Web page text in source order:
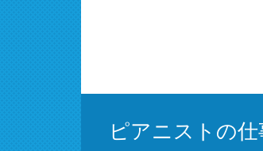
ピアニストの